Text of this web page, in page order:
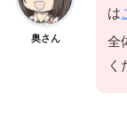
奥さん
は
全
く